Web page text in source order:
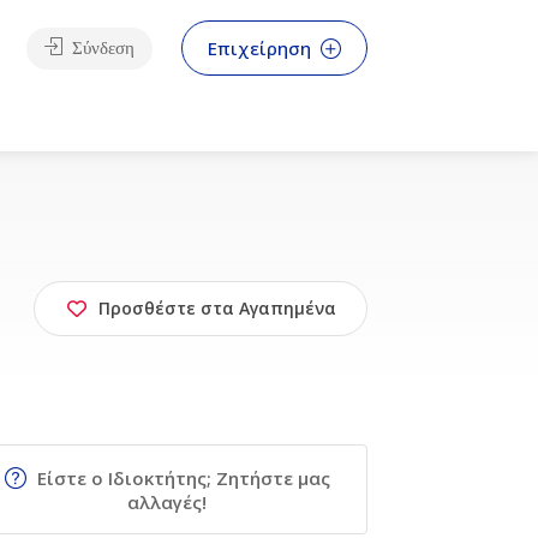
Σύνδεση Επιχείρηση
Προσθέστε στα Αγαπημένα
Είστε ο Ιδιοκτήτης; Ζητήστε μας
αλλαγές!